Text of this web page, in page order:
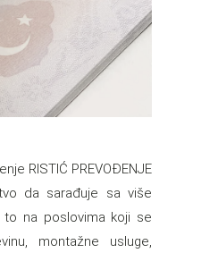
RISTIĆ PREVOĐENJE
da sarađuje sa više
to na poslovima koji se
montažne usluge,